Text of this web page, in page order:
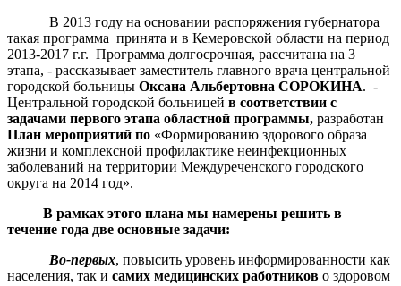
В 2013 году на основании распоряжения губернатора
такая программа принята и в Кемеровской области на период
2013-2017 г.г. Программа долгосрочная, рассчитана на 3
этапа, - рассказывает заместитель главного врача центральной
городской больницы Оксана Альбертовна СОРОКИНА. -
Центральной городской больницей в соответствии с
задачами первого этапа областной программы, разработан
План мероприятий по «Формированию здорового образа
жизни и комплексной профилактике неинфекционных
заболеваний на территории Междуреченского городского
округа на 2014 год».
В рамках этого плана мы намерены решить в
течение года две основные задачи:
Во-первых, повысить уровень информированности как
населения, так и самих медицинских работников о здоровом